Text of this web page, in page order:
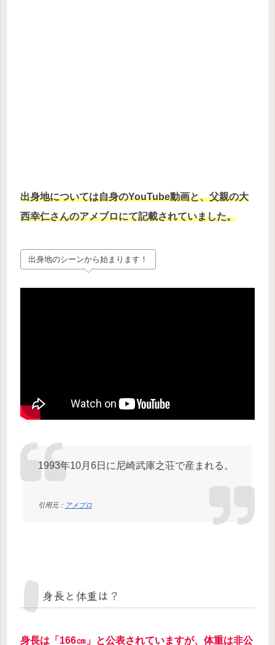
出身地については自身のYouTube動画と、父親の大
西幸仁さんのアメブロにて記載されていました。
出身地のシーンから始まります！
1993年10月6日に尼崎武庫之荘で産まれる。
引用元： アメブロ
身長と体重は？
身長は「166㎝」と公表されていますが、体重は非公